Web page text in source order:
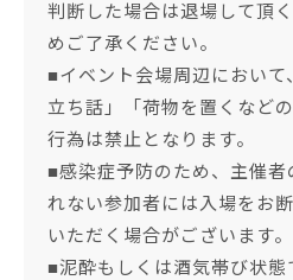
判断した場合は退場して頂
めご了承ください。
■イベント会場周辺において
立ち話」「荷物を置くなど
行為は禁止となります。
■感染症予防のため、主催
れない参加者には入場をお
いただく場合がございます。
■泥酔もしくは酒気帯び状態